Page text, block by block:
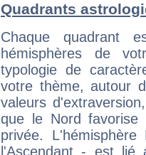
Quadrants
Chaque quadrant
hémisphères de
typologie de
votre thème, autour
valeurs
que le Nord favorise
privée.
l'Ascendant - est